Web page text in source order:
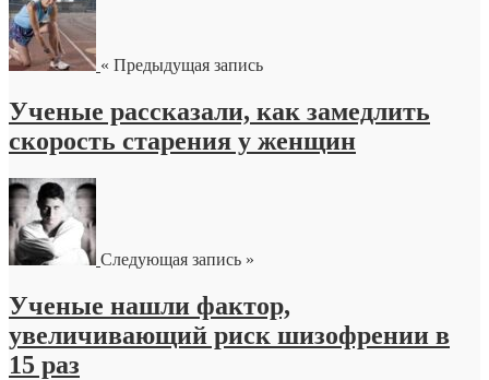
« Предыдущая запись
Ученые рассказали, как замедлить
скорость старения у женщин
Следующая запись »
Ученые нашли фактор,
увеличивающий риск шизофрении в
15 раз